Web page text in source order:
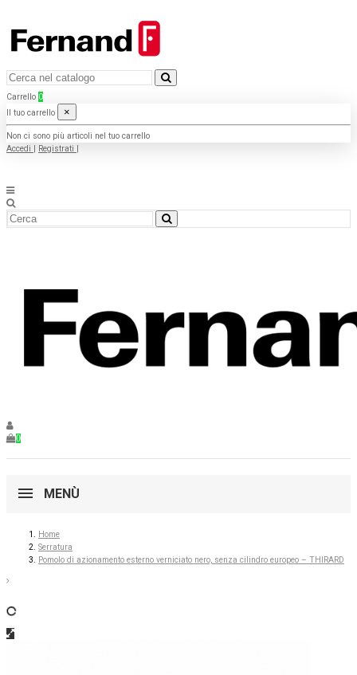
Carrello 0
Il tuo carrello
×
Non ci sono più articoli nel tuo carrello
Accedi
Registrati
0
MENÙ
Home
Serratura
Pomolo di azionamento esterno verniciato nero, senza cilindro europeo – THIRARD